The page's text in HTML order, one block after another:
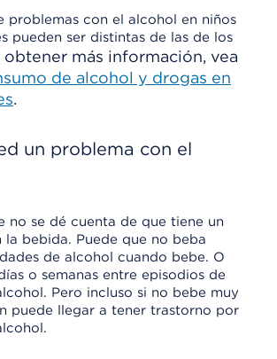
problemas con el alcohol en niños
pueden ser distintas de las de los
obtener más información, vea
de alcohol y drogas en
.
un problema con el
no se dé cuenta de que tiene un
la bebida. Puede que no beba
de alcohol cuando bebe. O
o semanas entre episodios de
Pero incluso si no bebe muy
puede llegar a tener trastorno por